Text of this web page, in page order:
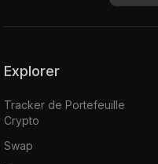
Explorer
Tracker de Portefeuille
Crypto
Swap